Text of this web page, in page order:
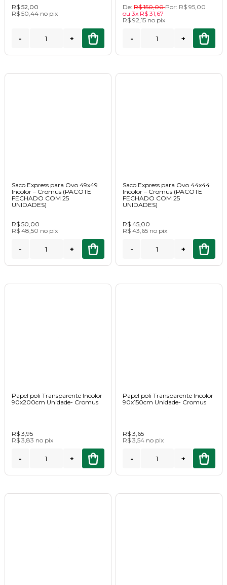
R$ 52,00
R$ 50,44 no pix
- +
De: R$ 150,00Por: R$ 95,00
ou 3x R$ 31,67
R$ 92,15 no pix
- +
Saco Express para Ovo 49x49
Incolor – Cromus (PACOTE
FECHADO COM 25
UNIDADES)
R$ 50,00
R$ 48,50 no pix
- +
Saco Express para Ovo 44x44
Incolor – Cromus (PACOTE
FECHADO COM 25
UNIDADES)
R$ 45,00
R$ 43,65 no pix
- +
Papel poli Transparente Incolor
90x200cm Unidade- Cromus
R$ 3,95
R$ 3,83 no pix
- +
Papel poli Transparente Incolor
90x150cm Unidade- Cromus
R$ 3,65
R$ 3,54 no pix
- +